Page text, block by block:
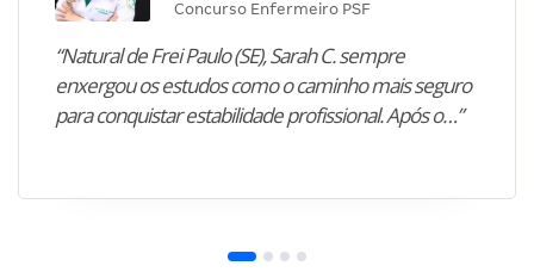
Concurso Enfermeiro PSF
“Natural de Frei Paulo (SE), Sarah C. sempre
enxergou os estudos como o caminho mais seguro
para conquistar estabilidade profissional. Após o…”